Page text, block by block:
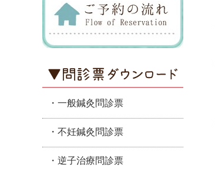
・一般鍼灸問診票
・不妊鍼灸問診票
・逆子治療問診票